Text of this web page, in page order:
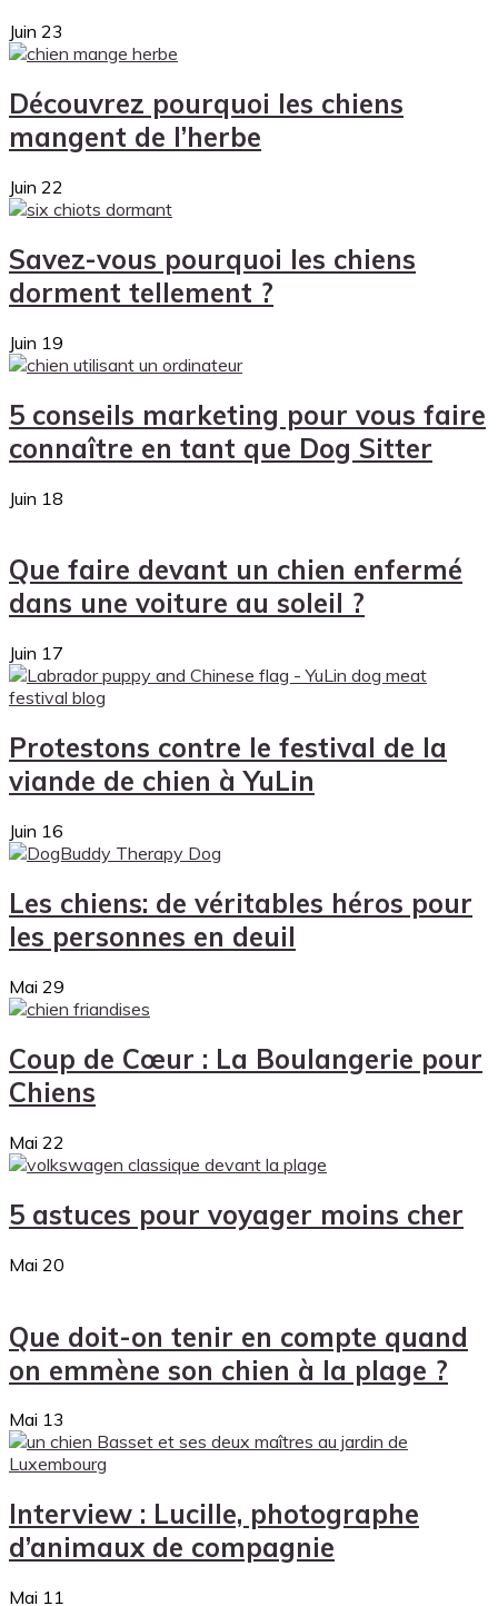
Juin 23
Découvrez pourquoi les chiens
mangent de l’herbe
Juin 22
Savez-vous pourquoi les chiens
dorment tellement ?
Juin 19
5 conseils marketing pour vous faire
connaître en tant que Dog Sitter
Juin 18
Que faire devant un chien enfermé
dans une voiture au soleil ?
Juin 17
Protestons contre le festival de la
viande de chien à YuLin
Juin 16
Les chiens: de véritables héros pour
les personnes en deuil
Mai 29
Coup de Cœur : La Boulangerie pour
Chiens
Mai 22
5 astuces pour voyager moins cher
Mai 20
Que doit-on tenir en compte quand
on emmène son chien à la plage ?
Mai 13
Interview : Lucille, photographe
d’animaux de compagnie
Mai 11